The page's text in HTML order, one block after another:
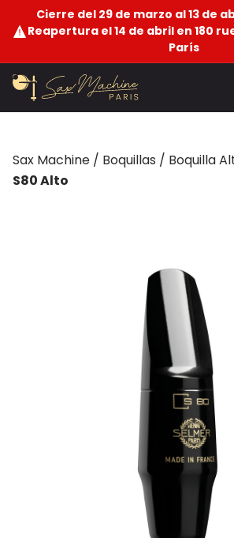
Cierre del 29 de marzo al 13 de
Reapertura el 14 de abril en 180
París
Sax Machine / Boquillas / Boquilla
S80 Alto